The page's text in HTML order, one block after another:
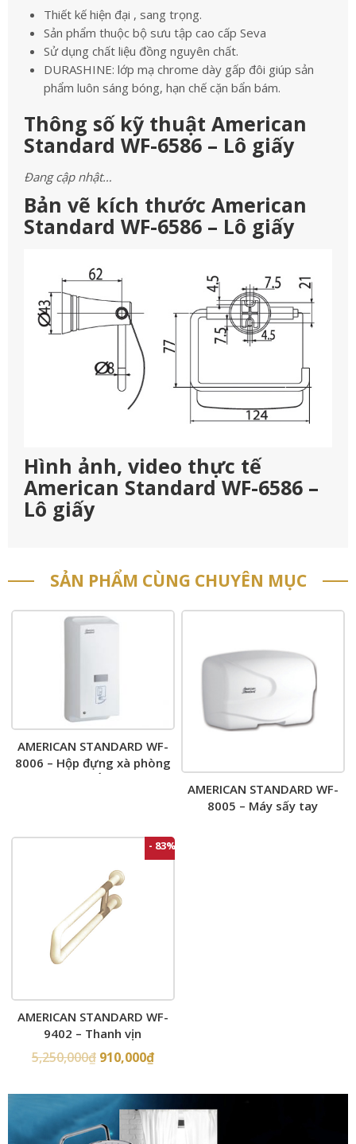
Thiết kế hiện đại , sang trọng.
Sản phẩm thuộc bộ sưu tập cao cấp Seva
Sử dụng chất liệu đồng nguyên chất.
DURASHINE: lớp mạ chrome dày gấp đôi giúp sản
phẩm luôn sáng bóng, hạn chế cặn bẩn bám.
Thông số kỹ thuật American
Standard WF-6586 – Lô giấy
Đang cập nhật…
Bản vẽ kích thước American
Standard WF-6586 – Lô giấy
Hình ảnh, video thực tế
American Standard WF-6586 –
Lô giấy
SẢN PHẨM CÙNG CHUYÊN MỤC
AMERICAN STANDARD WF-
8006 – Hộp đựng xà phòng
Cảm Ứng
AMERICAN STANDARD WF-
8005 – Máy sấy tay
- 83%
AMERICAN STANDARD WF-
9402 – Thanh vịn
5,250,000₫ 910,000₫